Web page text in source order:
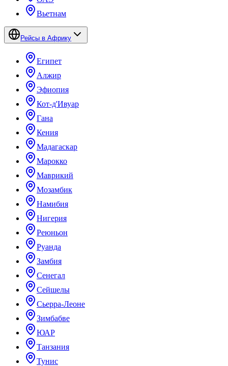
Вьетнам
Рейсы в Африку
Египет
Алжир
Эфиопия
Кот-д'Ивуар
Гана
Кения
Мадагаскар
Марокко
Маврикий
Мозамбик
Намибия
Нигерия
Реюньон
Руанда
Замбия
Сенегал
Сейшелы
Сьерра-Леоне
Зимбабве
ЮАР
Танзания
Тунис